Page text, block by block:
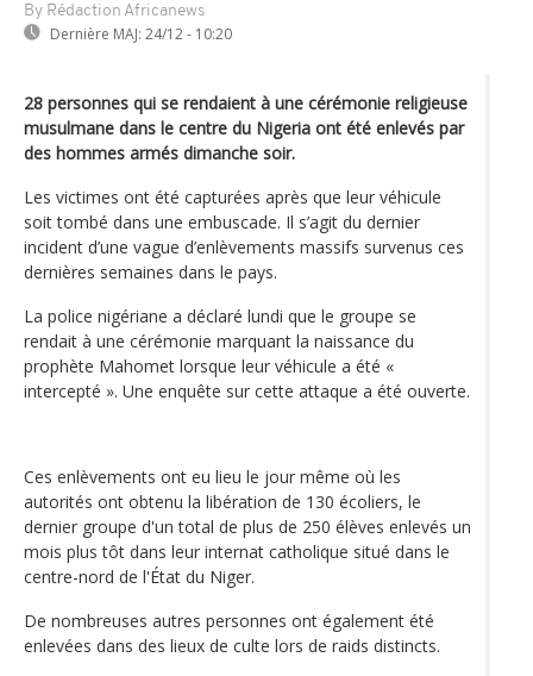
By Rédaction Africanews
Dernière MAJ: 24/12 - 10:20
28 personnes qui se rendaient à une cérémonie religieuse
musulmane dans le centre du Nigeria ont été enlevés par
des hommes armés dimanche soir.
Les victimes ont été capturées après que leur véhicule
soit tombé dans une embuscade. Il s’agit du dernier
incident d’une vague d’enlèvements massifs survenus ces
dernières semaines dans le pays.
La police nigériane a déclaré lundi que le groupe se
rendait à une cérémonie marquant la naissance du
prophète Mahomet lorsque leur véhicule a été «
intercepté ». Une enquête sur cette attaque a été ouverte.
Ces enlèvements ont eu lieu le jour même où les
autorités ont obtenu la libération de 130 écoliers, le
dernier groupe d'un total de plus de 250 élèves enlevés un
mois plus tôt dans leur internat catholique situé dans le
centre-nord de l'État du Niger.
De nombreuses autres personnes ont également été
enlevées dans des lieux de culte lors de raids distincts.